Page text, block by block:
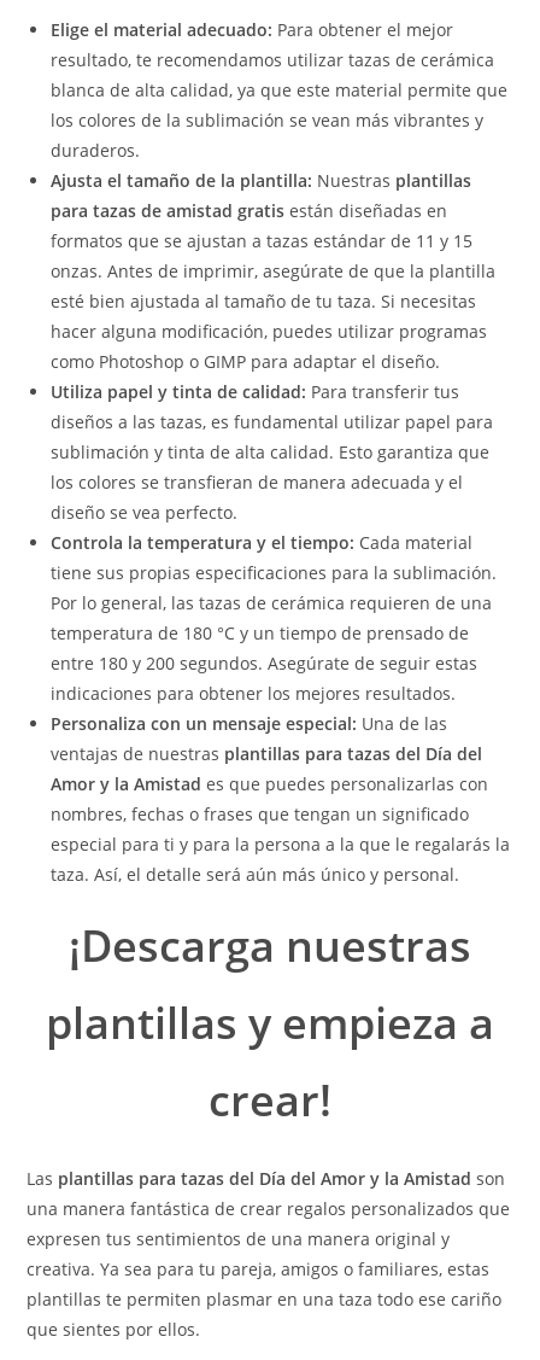
Elige el material adecuado: Para obtener el mejor
resultado, te recomendamos utilizar tazas de cerámica
blanca de alta calidad, ya que este material permite que
los colores de la sublimación se vean más vibrantes y
duraderos.
Ajusta el tamaño de la plantilla: Nuestras plantillas
para tazas de amistad gratis están diseñadas en
formatos que se ajustan a tazas estándar de 11 y 15
onzas. Antes de imprimir, asegúrate de que la plantilla
esté bien ajustada al tamaño de tu taza. Si necesitas
hacer alguna modificación, puedes utilizar programas
como Photoshop o GIMP para adaptar el diseño.
Utiliza papel y tinta de calidad: Para transferir tus
diseños a las tazas, es fundamental utilizar papel para
sublimación y tinta de alta calidad. Esto garantiza que
los colores se transfieran de manera adecuada y el
diseño se vea perfecto.
Controla la temperatura y el tiempo: Cada material
tiene sus propias especificaciones para la sublimación.
Por lo general, las tazas de cerámica requieren de una
temperatura de 180 °C y un tiempo de prensado de
entre 180 y 200 segundos. Asegúrate de seguir estas
indicaciones para obtener los mejores resultados.
Personaliza con un mensaje especial: Una de las
ventajas de nuestras plantillas para tazas del Día del
Amor y la Amistad es que puedes personalizarlas con
nombres, fechas o frases que tengan un significado
especial para ti y para la persona a la que le regalarás la
taza. Así, el detalle será aún más único y personal.
¡Descarga nuestras
plantillas y empieza a
crear!
Las plantillas para tazas del Día del Amor y la Amistad son
una manera fantástica de crear regalos personalizados que
expresen tus sentimientos de una manera original y
creativa. Ya sea para tu pareja, amigos o familiares, estas
plantillas te permiten plasmar en una taza todo ese cariño
que sientes por ellos.